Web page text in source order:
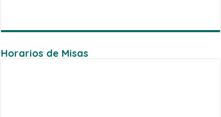
Horarios de Misas